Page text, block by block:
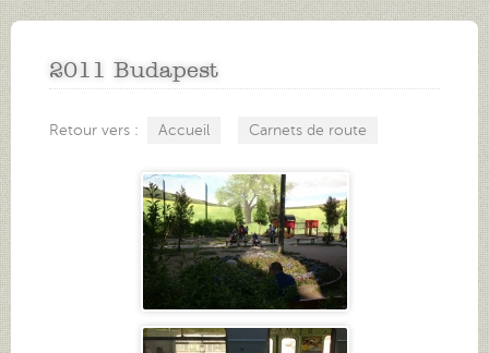
2011 Budapest
Accueil Carnets de route